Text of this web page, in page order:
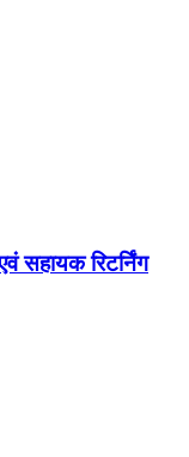
सहायक रिटर्निंग